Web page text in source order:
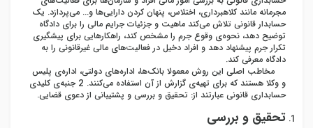
مجرمانه مانند کلاهبرداری، اختلاس، پنهان کردن دارایی‌ها و... می‌پردازد. یک
حسابدار قانونی تلاش می‌کند ماهیت و جزئیات جرایم مالی را برای دادگاه
توضیح دهد، نحوه‌ی وقوع جرم را مشخص کند، راهکار‌هایی برای پیشگیری
تکرار جرم پیشنهاد دهد و افراد دخیل در فعالیت‌‌های مالی غیرقانونی را به
دادگاه معرفی کند.
مخاطب اصلی این روش معمولا بانک‌ها، اداره‌‌های دولتی، اداره‌ی پلیس
و وکلا هستند که برای تهیه‌ی گزارش از آن استفاده می‌کنند. 2 جنبه‌ی کلیدی
حسابداری قانونی عبارتند از: تحقیق و بررسی و پشتیبانی از دعوی قضایی.
تحقیق و بررسی